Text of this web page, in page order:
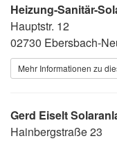
Heizung-Sanitär-
Hauptstr. 12
02730 Ebersbach-
Mehr Informationen zu
Gerd Eiselt
Hainbergstraße 23